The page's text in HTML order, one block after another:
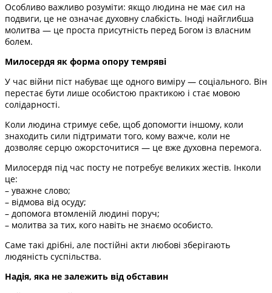
Особливо важливо розуміти: якщо людина не має сил на
подвиги, це не означає духовну слабкість. Іноді найглибша
молитва — це проста присутність перед Богом із власним
болем.
Милосердя як форма опору темряві
У час війни піст набуває ще одного виміру — соціального. Він
перестає бути лише особистою практикою і стає мовою
солідарності.
Коли людина стримує себе, щоб допомогти іншому, коли
знаходить сили підтримати того, кому важче, коли не
дозволяє серцю ожорсточитися — це вже духовна перемога.
Милосердя під час посту не потребує великих жестів. Інколи
це:
– уважне слово;
– відмова від осуду;
– допомога втомленій людині поруч;
– молитва за тих, кого навіть не знаємо особисто.
Саме такі дрібні, але постійні акти любові зберігають
людяність суспільства.
Надія, яка не залежить від обставин